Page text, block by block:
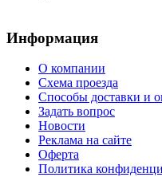
Информация
О компании
Схема проезда
Способы доставки и
Задать вопрос
Новости
Реклама на сайте
Оферта
Политика